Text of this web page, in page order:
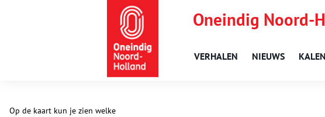
Oneindig Noord-
VERHALEN NIEUWS
Op de kaart kun je zien welke